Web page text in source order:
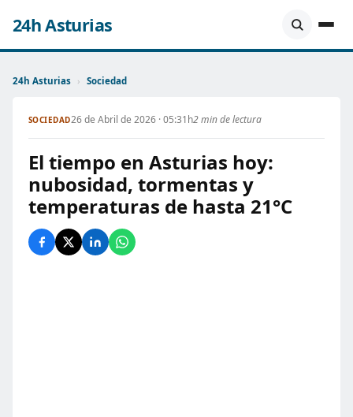
24h Asturias
24h Asturias › Sociedad
SOCIEDAD26 de Abril de 2026 · 05:31h2 min de lectura
El tiempo en Asturias hoy:
nubosidad, tormentas y
temperaturas de hasta 21°C